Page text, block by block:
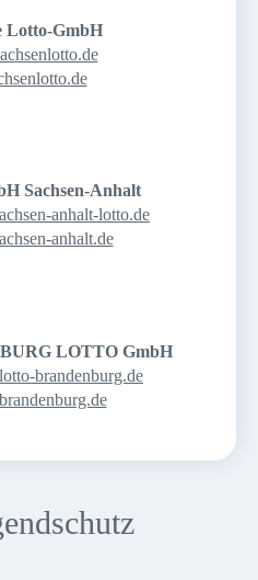
Lotto-GmbH
Sachsen-Anhalt
anhalt-lotto.de
anhalt.de
LOTTO GmbH
brandenburg.de